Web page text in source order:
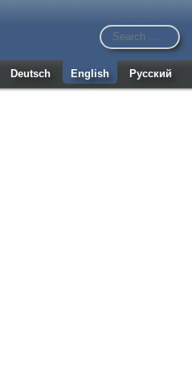
Deutsch English Русский